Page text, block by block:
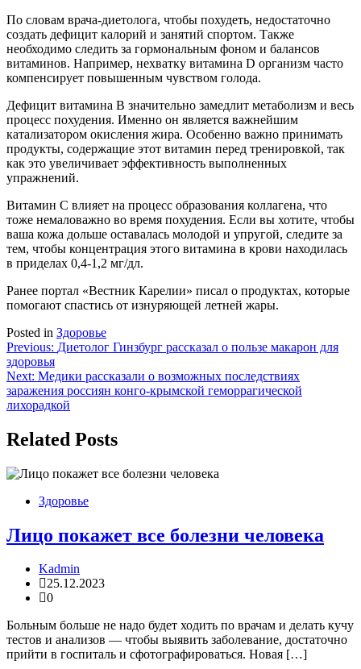
По словам врача-диетолога, чтобы похудеть, недостаточно
создать дефицит калорий и занятий спортом. Также
необходимо следить за гормональным фоном и балансов
витаминов. Например, нехватку витамина D организм часто
компенсирует повышенным чувством голода.
Дефицит витамина В значительно замедлит метаболизм и весь
процесс похудения. Именно он является важнейшим
катализатором окисления жира. Особенно важно принимать
продукты, содержащие этот витамин перед тренировкой, так
как это увеличивает эффективность выполненных
упражнений.
Витамин С влияет на процесс образования коллагена, что
тоже немаловажно во время похудения. Если вы хотите, чтобы
ваша кожа дольше оставалась молодой и упругой, следите за
тем, чтобы концентрация этого витамина в крови находилась
в приделах 0,4-1,2 мг/дл.
Ранее портал «Вестник Карелии» писал о продуктах, которые
помогают спастись от изнуряющей летней жары.
Posted in Здоровье
Навигация
по
записям
Previous: Диетолог Гинзбург рассказал о пользе макарон для
здоровья
Next: Медики рассказали о возможных последствиях
заражения россиян конго-крымской геморрагической
лихорадкой
Related Posts
Здоровье
Лицо покажет все болезни человека
Kadmin
25.12.2023
0
Больным больше не надо будет ходить по врачам и делать кучу
тестов и анализов — чтобы выявить заболевание, достаточно
прийти в госпиталь и сфотографироваться. Новая […]